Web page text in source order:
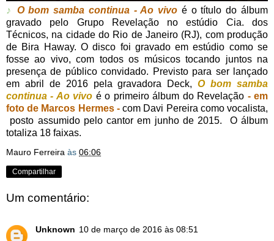
♪ O bom samba continua - Ao vivo é o título do álbum
gravado pelo Grupo Revelação no estúdio Cia. dos
Técnicos, na cidade do Rio de Janeiro (RJ), com produção
de Bira Haway. O disco foi gravado em estúdio como se
fosse ao vivo, com todos os músicos tocando juntos na
presença de público convidado. Previsto para ser lançado
em abril de 2016 pela gravadora Deck,O bom samba
continua - Ao vivo é o primeiro álbum do Revelação - em
foto de Marcos Hermes -com Davi Pereira como vocalista,
posto assumido pelo cantor em junho de 2015. O álbum
totaliza 18 faixas.
Mauro Ferreira às 06:06
Compartilhar
Um comentário:
Unknown 10 de março de 2016 às 08:51